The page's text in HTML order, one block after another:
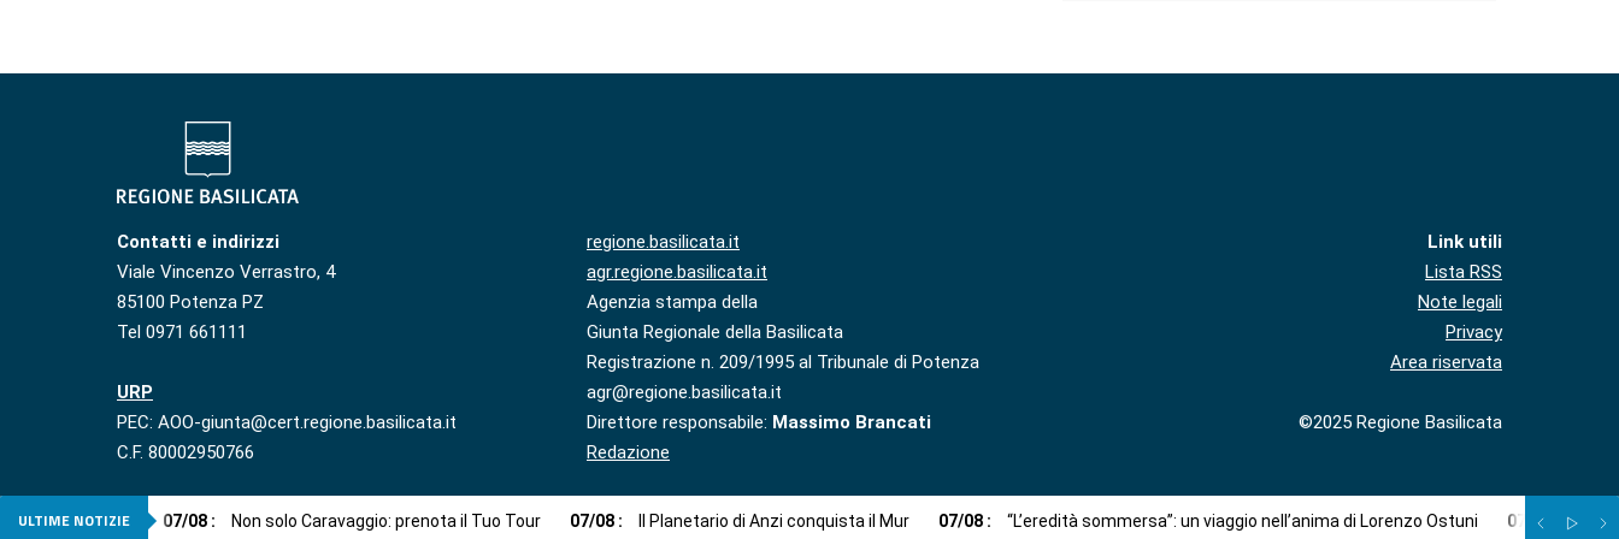
Contatti e indirizzi
Viale Vincenzo Verrastro, 4
85100 Potenza PZ
Tel 0971 661111
URP
PEC: AOO-giunta@cert.regione.basilicata.it
C.F. 80002950766
regione.basilicata.it
agr.regione.basilicata.it
Agenzia stampa della
Giunta Regionale della Basilicata
Registrazione n. 209/1995 al Tribunale di Potenza
agr@regione.basilicata.it
Direttore responsabile: Massimo Brancati
Redazione
Link utili
Lista RSS
Note legali
Privacy
Area riservata
©2025 Regione Basilicata
ULTIME NOTIZIE 07/08 : Non solo Caravaggio: prenota il Tuo Tour 07/08 : Il Planetario di Anzi conquista il Mur 07/08 : “L’eredità sommersa”: un viaggio nell’anima di Lorenzo Ostuni 07 08 Più